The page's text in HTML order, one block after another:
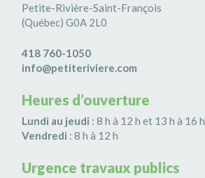
Petite-Rivière-Saint-François
(Québec) G0A 2L0
418 760-1050
info@petiteriviere.com
Heures d’ouverture
Lundi au jeudi : 8 h à 12 h et 13 h à 16 h
Vendredi : 8 h à 12 h
Urgence travaux publics